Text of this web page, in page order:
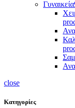
Γυναικεία
close
Κατηγορίες